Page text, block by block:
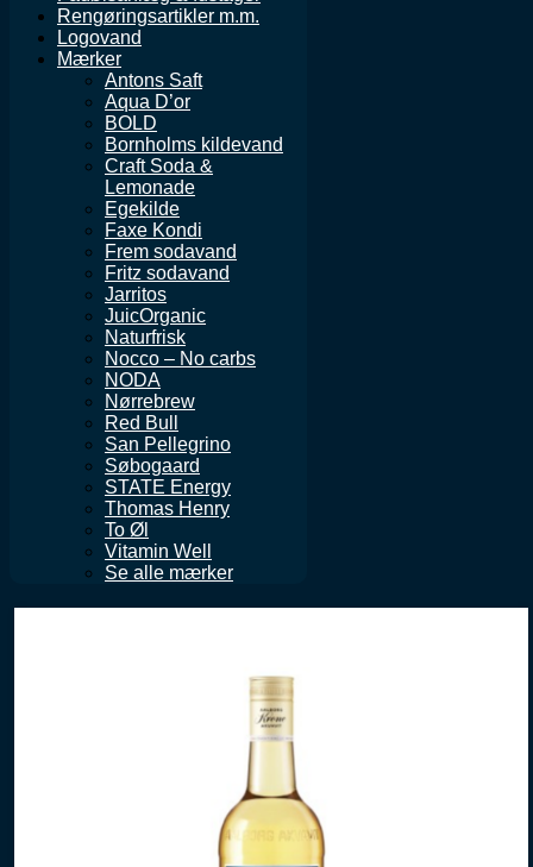
Rengøringsartikler m.m.
Logovand
Mærker
Antons Saft
Aqua D’or
BOLD
Bornholms kildevand
Craft Soda &
Lemonade
Egekilde
Faxe Kondi
Frem sodavand
Fritz sodavand
Jarritos
JuicOrganic
Naturfrisk
Nocco – No carbs
NODA
Nørrebrew
Red Bull
San Pellegrino
Søbogaard
STATE Energy
Thomas Henry
To Øl
Vitamin Well
Se alle mærker